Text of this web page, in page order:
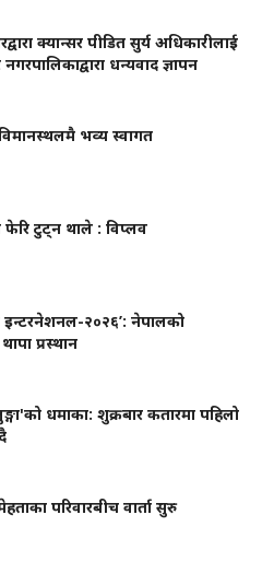
क्यान्सर पीडित सुर्य अधिकारीलाई
धन्यवाद ज्ञापन
भव्य स्वागत
टुट्न थाले : विप्लव
इन्टरनेशनल-२०२६’: नेपालको
थापा प्रस्थान
धमाका: शुक्रबार कतारमा पहिलो
परिवारबीच वार्ता सुरु